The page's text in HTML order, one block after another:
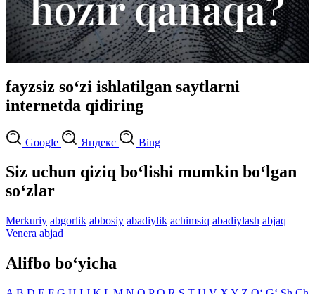
fayzsiz so‘zi ishlatilgan saytlarni
internetda qidiring
Google Яндекс Bing
Siz uchun qiziq bo‘lishi mumkin bo‘lgan
so‘zlar
Merkuriy abgorlik abbosiy abadiylik achimsiq abadiylash abjaq
Venera abjad
Alifbo bo‘yicha